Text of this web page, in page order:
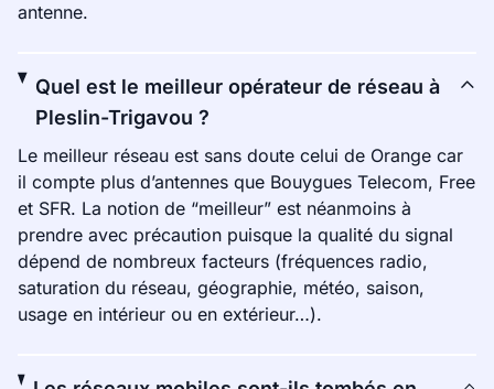
antenne.
Quel est le meilleur opérateur de réseau à
Pleslin-Trigavou ?
Le meilleur réseau est sans doute celui de Orange car
il compte plus d’antennes que Bouygues Telecom, Free
et SFR. La notion de “meilleur” est néanmoins à
prendre avec précaution puisque la qualité du signal
dépend de nombreux facteurs (fréquences radio,
saturation du réseau, géographie, météo, saison,
usage en intérieur ou en extérieur…).